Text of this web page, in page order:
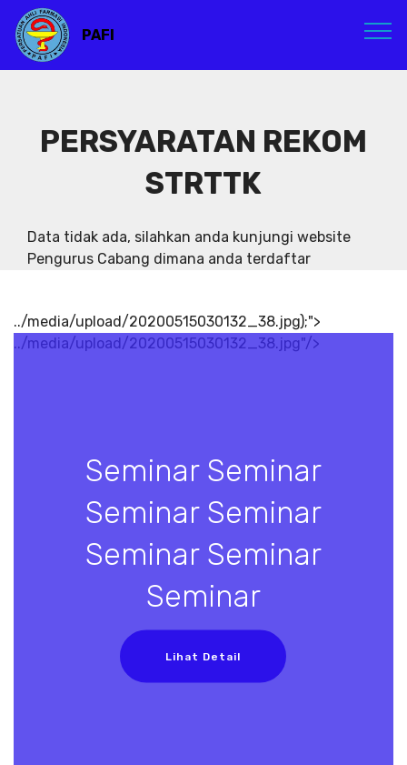
PAFI
PERSYARATAN REKOM
STRTTK
Data tidak ada, silahkan anda kunjungi website
Pengurus Cabang dimana anda terdaftar
../media/upload/20200515030132_38.jpg);">
../media/upload/20200515030132_38.jpg"/>
Seminar Seminar
Seminar Seminar
Seminar Seminar
Seminar
Lihat Detail